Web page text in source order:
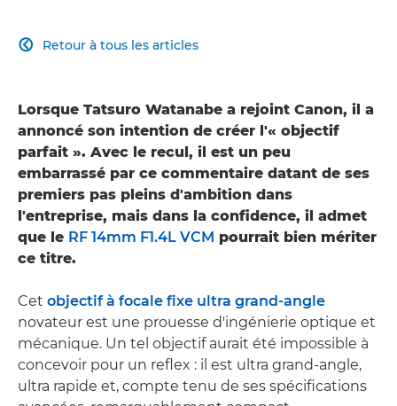
Retour à tous les articles

Lorsque Tatsuro Watanabe a rejoint Canon, il a
annoncé son intention de créer l'« objectif
parfait ». Avec le recul, il est un peu
embarrassé par ce commentaire datant de ses
premiers pas pleins d'ambition dans
l'entreprise, mais dans la confidence, il admet
que le RF 14mm F1.4L VCM pourrait bien mériter
ce titre.
Cet objectif à focale fixe ultra grand-angle
novateur est une prouesse d'ingénierie optique et
mécanique. Un tel objectif aurait été impossible à
concevoir pour un reflex : il est ultra grand-angle,
ultra rapide et, compte tenu de ses spécifications